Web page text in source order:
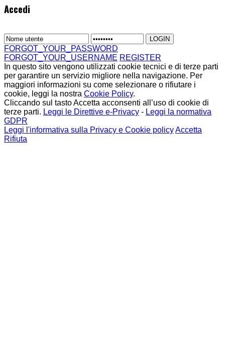
Accedi
FORGOT_YOUR_PASSWORD
FORGOT_YOUR_USERNAME REGISTER
In questo sito vengono utilizzati cookie tecnici e di terze parti
per garantire un servizio migliore nella navigazione. Per
maggiori informazioni su come selezionare o rifiutare i
cookie, leggi la nostra Cookie Policy.
Cliccando sul tasto Accetta acconsenti all’uso di cookie di
terze parti. Leggi le Direttive e-Privacy - Leggi la normativa
GDPR
Leggi l'informativa sulla Privacy e Cookie policyAccetta
Rifiuta